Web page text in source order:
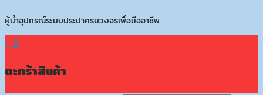
ผู้น้ำอุปกรณ์ระบบประปาครบวงจรเพื่อมืออาชีพ
0
ตะกร้าสินค้า